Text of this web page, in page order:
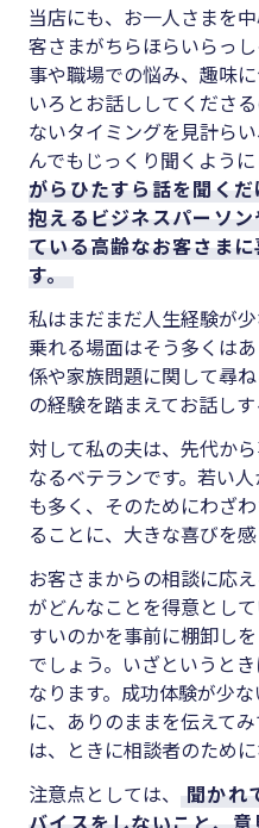
当店にも、お一人さまを
客さまがちらほらいらっ
事や職場での悩み、趣味
いろとお話ししてくださ
ないタイミングを見計ら
んでもじっくり聞くように
がらひたすら話を聞く
抱えるビジネスパーソ
ている高齢なお客さま
す。
私はまだまだ人生経験が
乗れる場面はそう多くは
係や家族問題に関して尋
の経験を踏まえてお話しす
対して私の夫は、先代か
なるベテランです。若い
も多く、そのためにわざ
ることに、大きな喜びを感
お客さまからの相談に応
がどんなことを得意とし
すいのかを事前に棚卸し
でしょう。いざというと
なります。成功体験が少
に、ありのままを伝えて
は、ときに相談者のために
注意点としては、
聞かれ
バイスをしないこと、